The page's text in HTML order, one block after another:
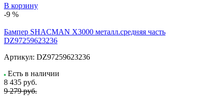
В корзину
-9 %
Бампер SHACMAN X3000 металл.средняя часть
DZ97259623236
Артикул: DZ97259623236
Есть в наличии
8 435 руб.
9 279 руб.